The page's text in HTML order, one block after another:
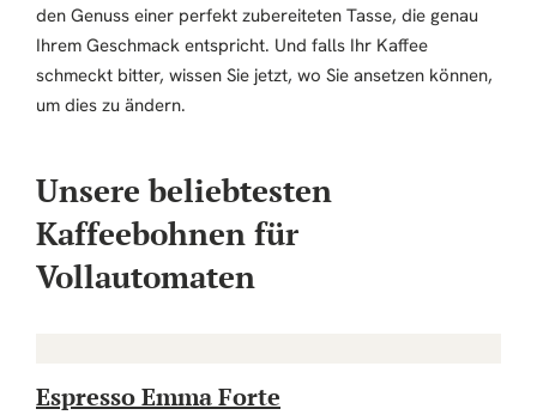
den Genuss einer perfekt zubereiteten Tasse, die genau
Ihrem Geschmack entspricht. Und falls Ihr Kaffee
schmeckt bitter, wissen Sie jetzt, wo Sie ansetzen können,
um dies zu ändern.
Unsere beliebtesten
Kaffeebohnen für
Vollautomaten
Espresso Emma Forte